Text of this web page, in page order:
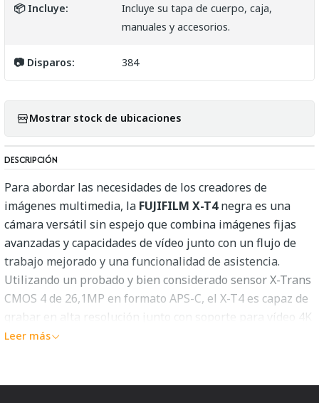
📦 Incluye:
Incluye su tapa de cuerpo, caja,
manuales y accesorios.
📷 Disparos: 384
Mostrar stock de ubicaciones
DESCRIPCIÓN
Para abordar las necesidades de los creadores de
imágenes multimedia, la FUJIFILM X-T4negra es una
cámara versátil sin espejo que combina imágenes fijas
avanzadas y capacidades de vídeo junto con un flujo de
trabajo mejorado y una funcionalidad de asistencia.
Utilizando un probado y bien considerado sensor X-Trans
CMOS 4 de 26,1MP en formato APS-C, el X-T4 es capaz de
grabar en alta resolución junto con soporte para vídeo 4K
DCI/UHD a 60 fps, grabación Full HD de hasta 240 fps,
sensor ofrece un ruido reducido y una mayor claridad
Leer más